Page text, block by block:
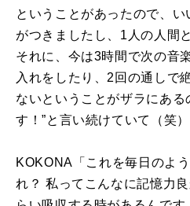
ということがあったので、
がつきましたし、1人の人間
それに、今は3時間で次の音
入れをしたり、2回の通しで
ないということがザラにある
す！”と言い続けていて（笑）
KOKONA「これを毎日のよ
れ？ 私ってこんなに記憶力